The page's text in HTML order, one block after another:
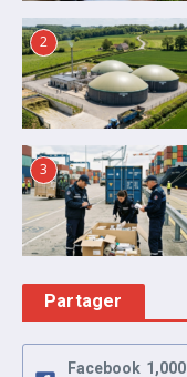
2
3
Partager
Facebook 1,000